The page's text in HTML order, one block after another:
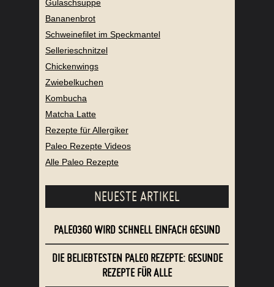
Gulaschsuppe
Bananenbrot
Schweinefilet im Speckmantel
Sellerieschnitzel
Chickenwings
Zwiebelkuchen
Kombucha
Matcha Latte
Rezepte für Allergiker
Paleo Rezepte Videos
Alle Paleo Rezepte
NEUESTE ARTIKEL
PALEO360 WIRD SCHNELL EINFACH GESUND
DIE BELIEBTESTEN PALEO REZEPTE: GESUNDE
REZEPTE FÜR ALLE